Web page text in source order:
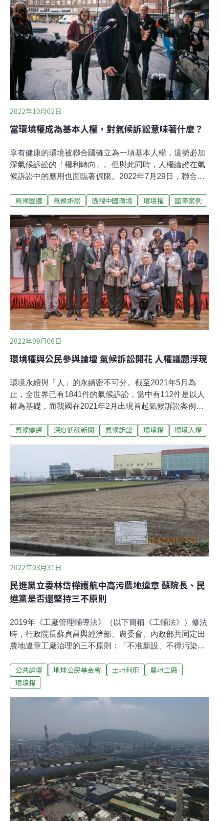
是全球第一次針對水泥產業的氣候變遷訴訟。
2022年10月02日
當環境權成為基本人權，對氣候訴訟意味著什麼？
享有健康的環境被聯合國確立為一項基本人權，這勢必加
深氣候訴訟的「權利轉向」。但與此同時，人權論證在氣
候訴訟中的應用也面臨著侷限。2022年7月29日，聯合國
議，宣布享有潔凈、健康和永續環境是一項基本人權。聯
於各國加速履行有關環境和人權的義務及承諾」。這項決
議緣起於半個世紀前。1972年，人類歷史上首次聚焦環境
問題的國際會議——在斯德哥爾摩舉行的聯合國人類環境
會議達成了一份宣言，宣布享有能讓人過上有尊嚴和幸福
生活的優質環境，是一項基本人權。
氣候變遷 氣候訴訟 透視中國環境 環境權 國際案例
2022年09月06日
環境權與公民參與論壇 氣候訴訟開花 人權議題浮現
環境永續與「人」的永續密不可分。截至2021年5月為
止，全世界已有1841件的氣候訴訟，當中有112件是以人
權為基礎，而我國在2021年2月出現首起氣候訴訟案例，
家人權委員會上月25日舉辦「環境權與公民參與論壇」，
民參與的趨勢。全國律師聯合會副理事長詹順貴指出，我
國過度追崇行政效率，反而削弱民意影響力。他呼籲，環
評應該移交國發會負責，置於決策前端，搭配國家整體短
中長期發展、淨零碳排政策及重大建設計畫客觀評估；同
時，氣候法也應參照其他污染防治法規納入「公民訴訟」
條款，強化公民監督力道。環境決策如何更民主？ 美國南
加州「環境正義計畫」可成高雄借鏡近年來，「人民如何
有效參與環境決策」成為學界和實務界在環境權保障上的
關注焦點。1998年聯合國歐洲經濟委員會通過《奧爾胡斯
公約》，目的在保護與環境事務相
氣候變遷 深度低碳新聞 氣候訴訟 環境權 環境人權
2022年03月31日
民進黨立委林岱樺護航中高污農地違章 蘇院長、民
進黨是否還堅持三不原則
2019年《工廠管理輔導法》（以下簡稱《工輔法》）修法
時，行政院長蘇貞昌與經濟部、農委會、內政部共同定出
農地違章工廠治理的三不原則：「不准新設、不得污染、
3月25日質詢經濟部長王美花時，聲稱中高污染農地違章
工廠，如果符合環保、消防、工安，也應該要予以納管，
檢討放寬。全然不顧《工輔法》規定：中高污染應轉型、
公共論壇 地球公民基金會 土地利用
農地工廠
環境權